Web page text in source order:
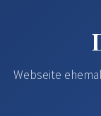
Webseite